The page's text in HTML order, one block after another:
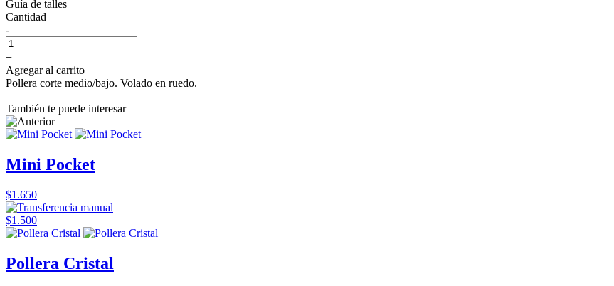
Guía de talles
Cantidad
-
+
Agregar al carrito
Pollera corte medio/bajo. Volado en ruedo.
También te puede interesar
Mini Pocket
$1.650
$1.500
Pollera Cristal